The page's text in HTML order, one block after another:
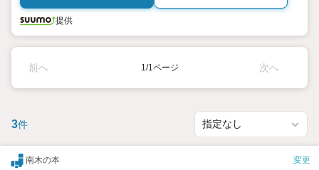
提供
前へ 1/1ページ 次へ
3件
南木の本 変更